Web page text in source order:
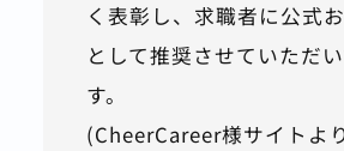
く表彰し、求職者に公式
として推奨させていただ
す。
(CheerCareer様サイトよ